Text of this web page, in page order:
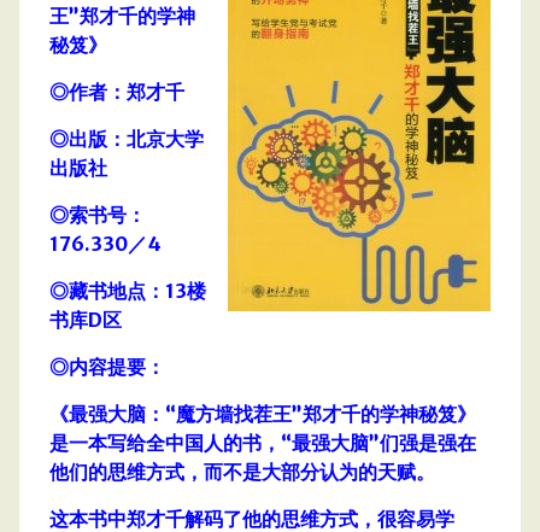
王”郑才千的学神
秘笈》
◎作者：郑才千
◎出版：北京大学
出版社
◎索书号：
176.330／4
◎藏书地点：13楼
书库D区
◎内容提要：
《最强大脑：“魔方墙找茬王”郑才千的学神秘笈》
是一本写给全中国人的书，“最强大脑”们强是强在
他们的思维方式，而不是大部分认为的天赋。
这本书中郑才千解码了他的思维方式，很容易学